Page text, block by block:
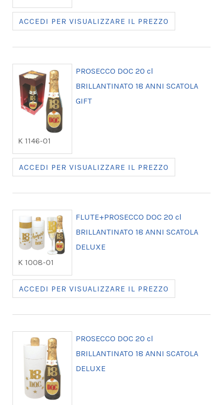
ACCEDI PER VISUALIZZARE IL PREZZO
K 1146-01
PROSECCO DOC 20 cl
BRILLANTINATO 18 ANNI SCATOLA
GIFT
ACCEDI PER VISUALIZZARE IL PREZZO
K 1008-01
FLUTE+PROSECCO DOC 20 cl
BRILLANTINATO 18 ANNI SCATOLA
DELUXE
ACCEDI PER VISUALIZZARE IL PREZZO
PROSECCO DOC 20 cl
BRILLANTINATO 18 ANNI SCATOLA
DELUXE